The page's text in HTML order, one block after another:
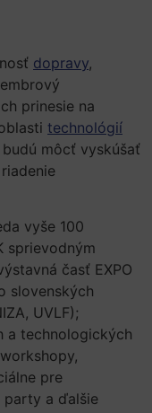
dopravy,
prinesie na
technológií
môcť vyskúšať
vyše 100
sprievodným
časť EXPO
slovenských
UVLF);
a technologických
pre
party a ďalšie